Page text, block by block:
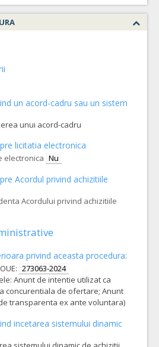
pentru anestezie si pentru reanimare
ATRIBUIT
(Rev.2)
suport ISO 15, PSU, sterilizabil
pentru anestezie si pentru reanimare
cu aparatul de ventilatie Infant Flow CPAP
si asistenta respiratorie (Rev.2)
un acord-cadru sau un sistem
unui acord-cadru
licitatia electronica
electronica Nu
Acordul privind achizitiile
Acordului privind achizitiile
privind aceasta procedura:
273063-2024
Anunt de intentie utilizat ca
concurentiala de ofertare; Anunt
transparenta ex ante voluntara)
incetarea sistemului dinamic